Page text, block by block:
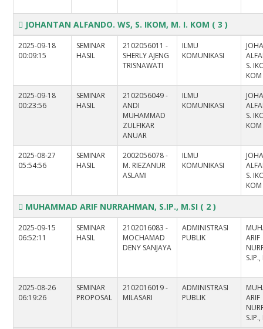
JOHANTAN ALFANDO. WS, S. IKOM, M. I. KOM ( 3 )
2025-09-18
00:09:15
SEMINAR
HASIL
2102056011 -
SHERLY AJENG
TRISNAWATI
ILMU
KOMUNIKASI
S.
KOM
2025-09-18
00:23:56
SEMINAR
HASIL
2102056049 -
ANDI
MUHAMMAD
ZULFIKAR
ANUAR
ILMU
KOMUNIKASI
S.
KOM
2025-08-27
05:54:56
SEMINAR
HASIL
2002056078 -
M. RIEZANUR
ASLAMI
ILMU
KOMUNIKASI
S.
KOM
MUHAMMAD ARIF NURRAHMAN, S.IP., M.SI ( 2 )
2025-09-15
06:52:11
SEMINAR
HASIL
2102016083 -
MOCHAMAD
DENY SANJAYA
ADMINISTRASI
PUBLIK
ARIF
2025-08-26
06:19:26
SEMINAR
PROPOSAL
2102016019 -
MILASARI
ADMINISTRASI
PUBLIK
ARIF